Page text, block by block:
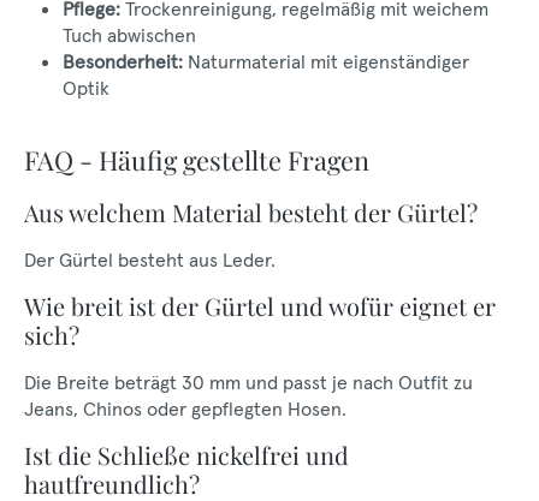
Pflege: Trockenreinigung, regelmäßig mit weichem
Tuch abwischen
Besonderheit: Naturmaterial mit eigenständiger
Optik
FAQ - Häufig gestellte Fragen
Aus welchem Material besteht der Gürtel?
Der Gürtel besteht aus Leder.
Wie breit ist der Gürtel und wofür eignet er
sich?
Die Breite beträgt 30 mm und passt je nach Outfit zu
Jeans, Chinos oder gepflegten Hosen.
Ist die Schließe nickelfrei und
hautfreundlich?